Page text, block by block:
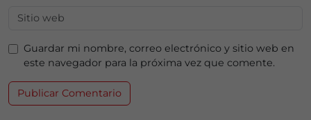
Guardar mi nombre, correo electrónico y sitio web en
este navegador para la próxima vez que comente.